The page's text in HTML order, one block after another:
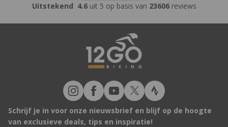
Uitstekend 4.6uit 5 op basis van 23606reviews
Schrijf je in voor onze nieuwsbrief en blijf op de hoogte
van exclusieve deals, tips en inspiratie!